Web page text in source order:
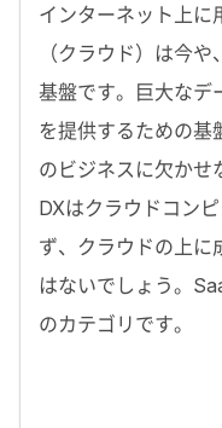
インターネット上に
（クラウド）は今
基盤です。巨大なデ
を提供するための基
のビジネスに欠かせ
DXはクラウドコン
ず、クラウドの上に
はないでしょう。
のカテゴリです。